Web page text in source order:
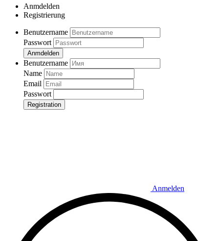
Anmdelden
Registrierung
Benutzername
Passwort
Anmdelden
Benutzername
Name
Email
Passwort
Registration
Anmelden